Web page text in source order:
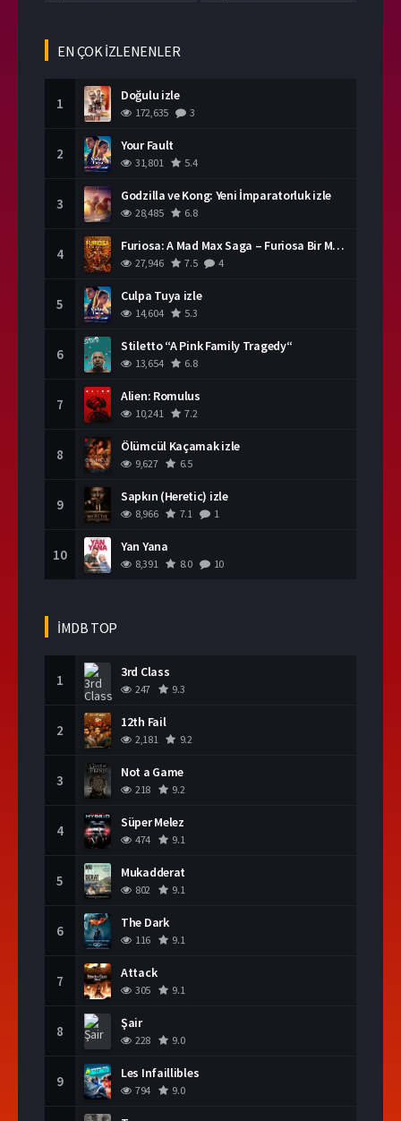
Yerli Filmleri HD izle
EN ÇOK İZLENENLER
1 Doğulu izle
172,635 3
2 Your Fault
31,801 5.4
3 Godzilla ve Kong: Yeni İmparatorluk izle
28,485 6.8
4 Furiosa: A Mad Max Saga – Furiosa Bir Mad Max Destanı
27,946 7.5 4
5 Culpa Tuya izle
14,604 5.3
6 Stiletto “A Pink Family Tragedy“
13,654 6.8
7 Alien: Romulus
10,241 7.2
8 Ölümcül Kaçamak izle
9,627 6.5
9 Sapkın (Heretic) izle
8,966 7.1 1
10 Yan Yana
8,391 8.0 10
İMDB TOP
1 3rd Class
247 9.3
2 12th Fail
2,181 9.2
3 Not a Game
218 9.2
4 Süper Melez
474 9.1
5 Mukadderat
802 9.1
6 The Dark
116 9.1
7 Attack
305 9.1
8 Şair
228 9.0
9 Les Infaillibles
794 9.0